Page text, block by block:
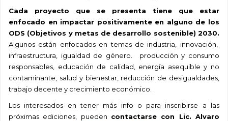
Cada proyecto que se presenta tiene que estar
enfocado en impactar positivamente en alguno de los
ODS (Objetivos y metas de desarrollo sostenible) 2030.
Algunos están enfocados en temas de industria, innovación,
infraestructura, igualdad de género. producción y consumo
responsables, educación de calidad, energía asequible y no
contaminante, salud y bienestar, reducción de desigualdades,
trabajo decente y crecimiento económico.
Los interesados en tener más info o para inscribirse a las
próximas ediciones, pueden contactarse con Lic. Alvaro